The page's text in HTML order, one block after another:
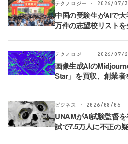
テクノロジー · 2026/07/
中国の受験生がAIで
万件の志望校リスト
テクノロジー · 2026/07/
画像生成AIの
Star」を買収、創業
ビジネス · 2026/08/06
UNAMがAI試験監督
試で7.5万人に不正の